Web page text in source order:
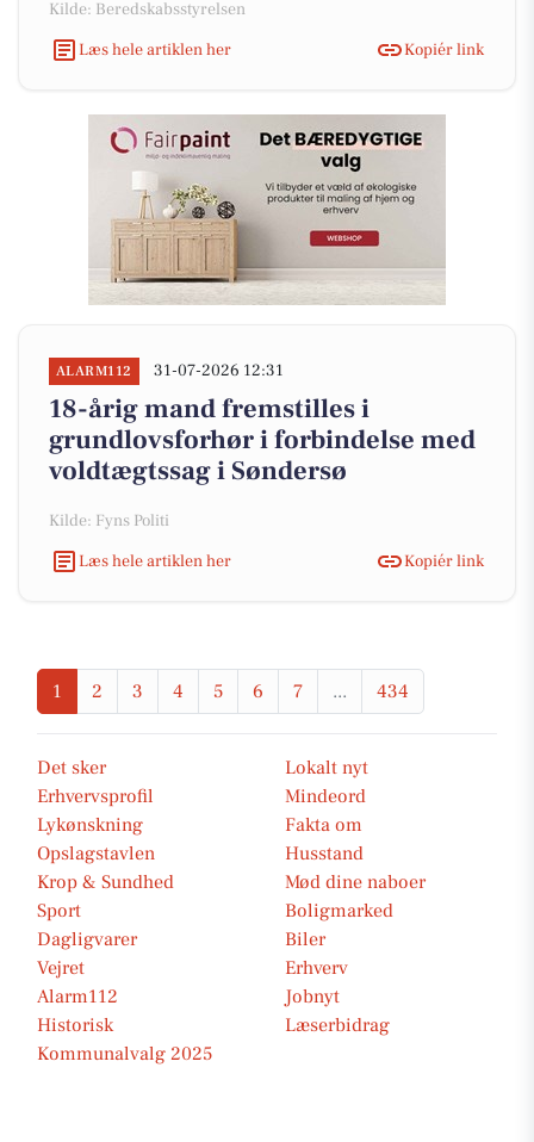
Kilde: Beredskabsstyrelsen
Læs hele artiklen her
Kopiér link
ALARM112 31-07-2026 12:31
18-årig mand fremstilles i
grundlovsforhør i forbindelse med
voldtægtssag i Søndersø
Kilde: Fyns Politi
Læs hele artiklen her
Kopiér link
1 2 3 4 5 6 7 ... 434
Det sker
Lokalt nyt
Erhvervsprofil
Mindeord
Lykønskning
Fakta om
Opslagstavlen
Husstand
Krop & Sundhed
Mød dine naboer
Sport
Boligmarked
Dagligvarer
Biler
Vejret
Erhverv
Alarm112
Jobnyt
Historisk
Læserbidrag
Kommunalvalg 2025